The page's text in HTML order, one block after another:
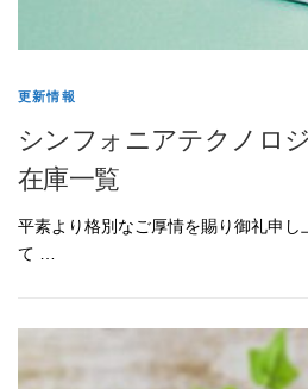
更新情報
シンフォニアテクノロ
在庫一覧
平素より格別なご厚情を賜り御礼申し
て …